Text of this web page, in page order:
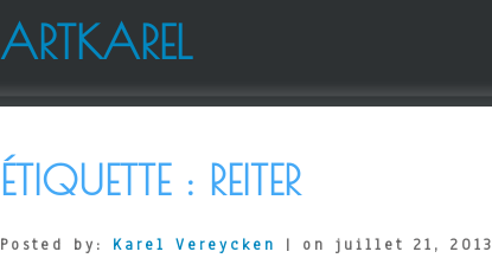
ARTKAREL
ÉTIQUETTE : REITER
Posted by: Karel Vereycken | on juillet 21, 2013